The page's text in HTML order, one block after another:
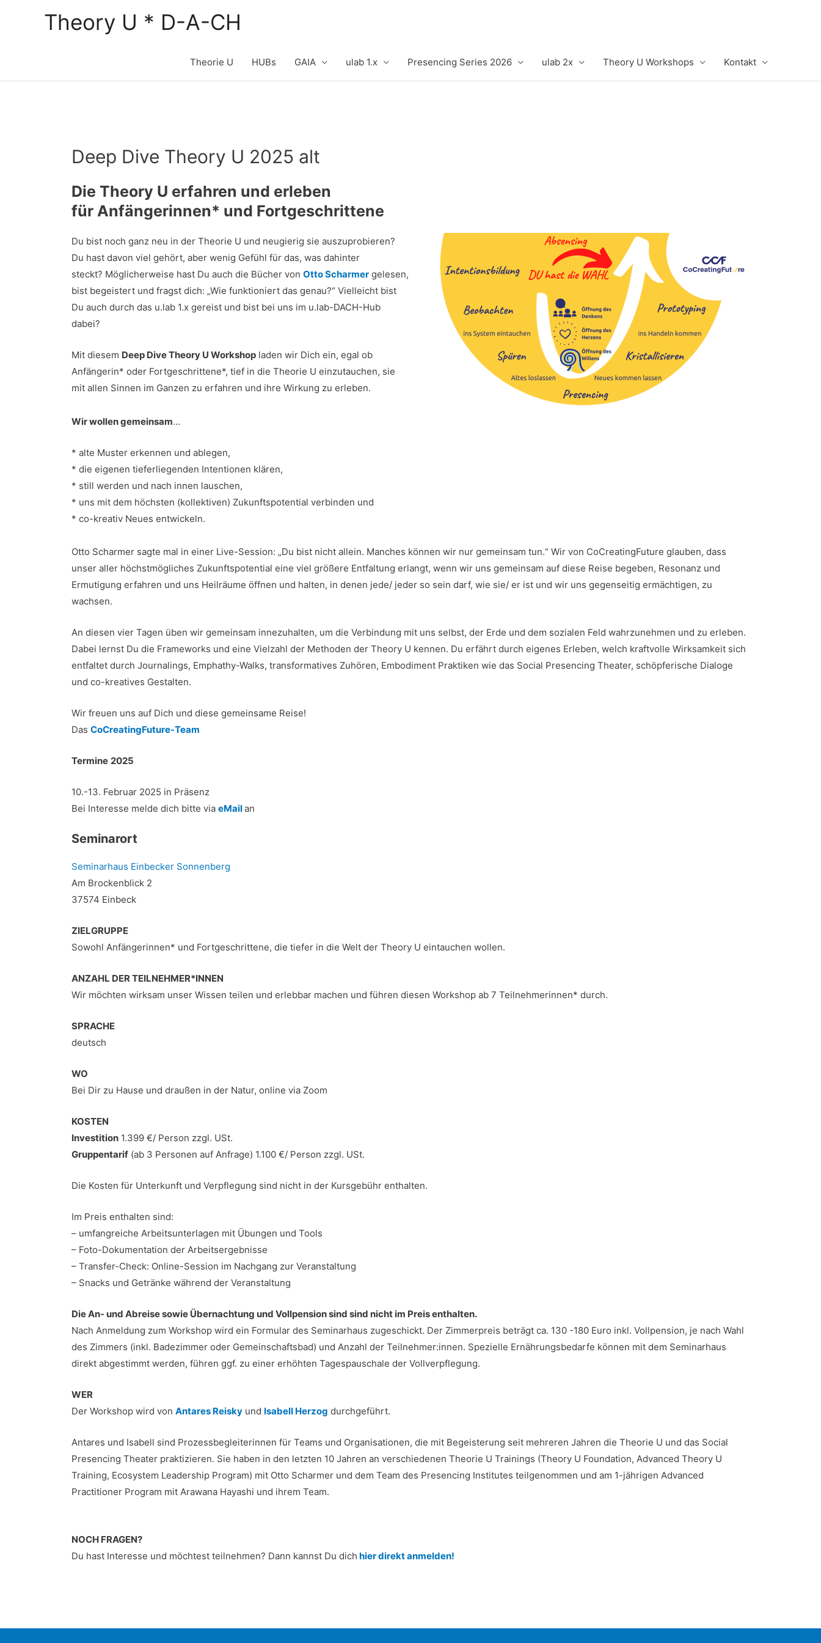
Theory U * D-A-CH
Theorie U HUBs GAIA ulab 1.x Presencing Series 2026 ulab 2x Theory U Workshops Kontakt
Deep Dive Theory U 2025 alt
Die Theory U erfahren und erleben
für Anfängerinnen* und Fortgeschrittene
Du bist noch ganz neu in der Theorie U und neugierig sie auszuprobieren?
Du hast davon viel gehört, aber wenig Gefühl für das, was dahinter
steckt? Möglicherweise hast Du auch die Bücher von Otto Scharmer gelesen,
bist begeistert und fragst dich: „Wie funktioniert das genau?“ Vielleicht bist
Du auch durch das u.lab 1.x gereist und bist bei uns im u.lab-DACH-Hub
dabei?
Mit diesem Deep Dive Theory U Workshop laden wir Dich ein, egal ob
Anfängerin* oder Fortgeschrittene*, tief in die Theorie U einzutauchen, sie
mit allen Sinnen im Ganzen zu erfahren und ihre Wirkung zu erleben.
Wir wollen gemeinsam…
* alte Muster erkennen und ablegen,
* die eigenen tieferliegenden Intentionen klären,
* still werden und nach innen lauschen,
* uns mit dem höchsten (kollektiven) Zukunftspotential verbinden und
* co-kreativ Neues entwickeln.
Otto Scharmer sagte mal in einer Live-Session: „Du bist nicht allein. Manches können wir nur gemeinsam tun.“ Wir von CoCreatingFuture glauben, dass
unser aller höchstmögliches Zukunftspotential eine viel größere Entfaltung erlangt, wenn wir uns gemeinsam auf diese Reise begeben, Resonanz und
Ermutigung erfahren und uns Heilräume öffnen und halten, in denen jede/ jeder so sein darf, wie sie/ er ist und wir uns gegenseitig ermächtigen, zu
wachsen.
An diesen vier Tagen üben wir gemeinsam innezuhalten, um die Verbindung mit uns selbst, der Erde und dem sozialen Feld wahrzunehmen und zu erleben.
Dabei lernst Du die Frameworks und eine Vielzahl der Methoden der Theory U kennen. Du erfährt durch eigenes Erleben, welch kraftvolle Wirksamkeit sich
entfaltet durch Journalings, Emphathy-Walks, transformatives Zuhören, Embodiment Praktiken wie das Social Presencing Theater, schöpferische Dialoge
und co-kreatives Gestalten.
Wir freuen uns auf Dich und diese gemeinsame Reise!
Das CoCreatingFuture-Team
Termine 2025
10.-13. Februar 2025 in Präsenz
Bei Interesse melde dich bitte via eMailan
Seminarort
Seminarhaus Einbecker Sonnenberg
Am Brockenblick 2
37574 Einbeck
ZIELGRUPPE
Sowohl Anfängerinnen* und Fortgeschrittene, die tiefer in die Welt der Theory U eintauchen wollen.
ANZAHL DER TEILNEHMER*INNEN
Wir möchten wirksam unser Wissen teilen und erlebbar machen und führen diesen Workshop ab 7 Teilnehmerinnen* durch.
SPRACHE
deutsch
WO
Bei Dir zu Hause und draußen in der Natur, online via Zoom
KOSTEN
Investition 1.399 €/ Person zzgl. USt.
Gruppentarif (ab 3 Personen auf Anfrage) 1.100 €/ Person zzgl. USt.
Die Kosten für Unterkunft und Verpflegung sind nicht in der Kursgebühr enthalten.
Im Preis enthalten sind:
– umfangreiche Arbeitsunterlagen mit Übungen und Tools
– Foto-Dokumentation der Arbeitsergebnisse
– Transfer-Check: Online-Session im Nachgang zur Veranstaltung
– Snacks und Getränke während der Veranstaltung
Die An- und Abreise sowie Übernachtung und Vollpension sind sind nicht im Preis enthalten.
Nach Anmeldung zum Workshop wird ein Formular des Seminarhaus zugeschickt. Der Zimmerpreis beträgt ca. 130 -180 Euro inkl. Vollpension, je nach Wahl
des Zimmers (inkl. Badezimmer oder Gemeinschaftsbad) und Anzahl der Teilnehmer:innen. Spezielle Ernährungsbedarfe können mit dem Seminarhaus
direkt abgestimmt werden, führen ggf. zu einer erhöhten Tagespauschale der Vollverpflegung.
WER
Der Workshop wird von Antares Reisky und Isabell Herzog durchgeführt.
Antares und Isabell sind Prozessbegleiterinnen für Teams und Organisationen, die mit Begeisterung seit mehreren Jahren die Theorie U und das Social
Presencing Theater praktizieren. Sie haben in den letzten 10 Jahren an verschiedenen Theorie U Trainings (Theory U Foundation, Advanced Theory U
Training, Ecosystem Leadership Program) mit Otto Scharmer und dem Team des Presencing Institutes teilgenommen und am 1-jährigen Advanced
Practitioner Program mit Arawana Hayashi und ihrem Team.
NOCH FRAGEN?
Du hast Interesse und möchtest teilnehmen? Dann kannst Du dich hier direkt anmelden!